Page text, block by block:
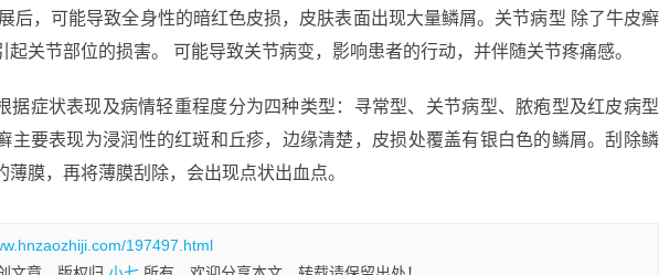
后，可能导致全身性的暗红色皮损，皮肤表面出现大量鳞屑。关节病型 除了牛皮癣
起关节部位的损害。 可能导致关节病变，影响患者的行动，并伴随关节疼痛感。
据症状表现及病情轻重程度分为四种类型：寻常型、关节病型、脓疱型及红皮病型
主要表现为浸润性的红斑和丘疹，边缘清楚，皮损处覆盖有银白色的鳞屑。刮除鳞
薄膜，再将薄膜刮除，会出现点状出血点。
197497.html